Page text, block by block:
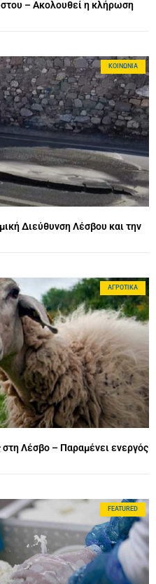
– Ακολουθεί η κλήρωση
ΚΟΙΝΩΝΊΑ
Διεύθυνση Λέσβου και την
ΑΓΡΟΤΙΚΆ
Λέσβο – Παραμένει ενεργός
FEATURED